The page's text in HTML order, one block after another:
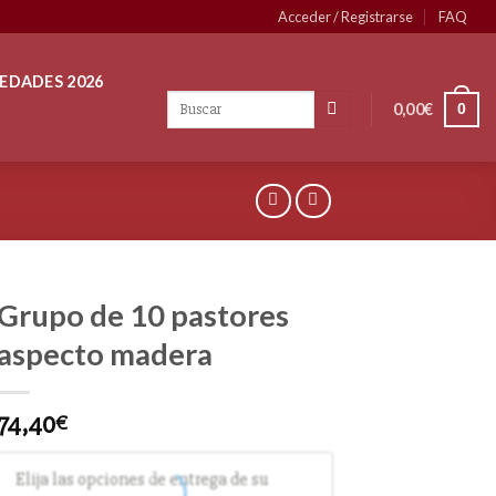
Acceder / Registrarse FAQ
2026
0,00€ 0
de 10 pastores
madera
€
Elija las opciones de entrega de su